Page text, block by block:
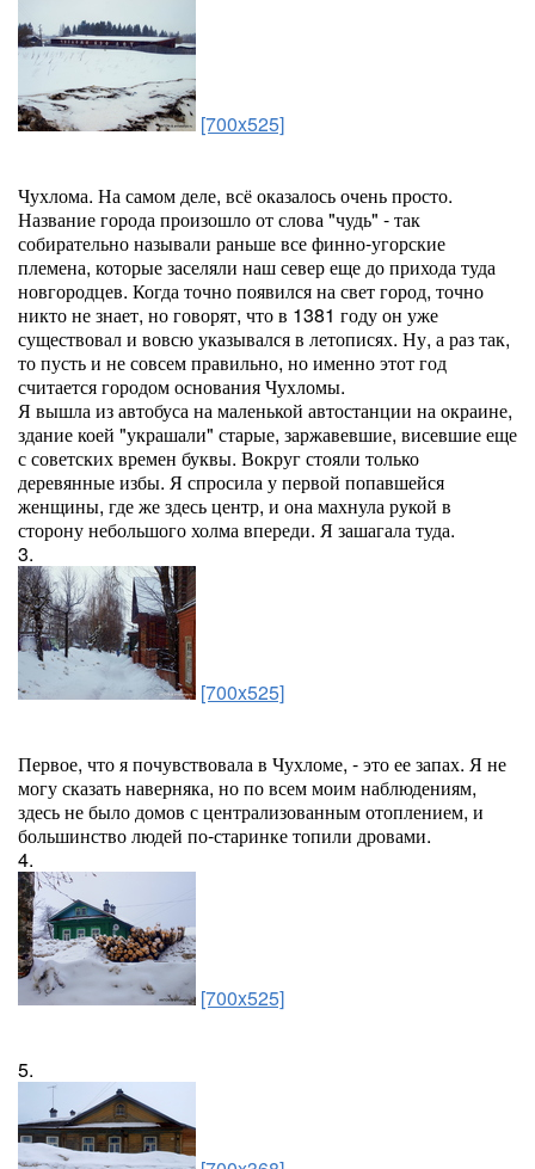
[700x525]
Чухлома. На самом деле, всё оказалось очень просто.
Название города произошло от слова "чудь" - так
собирательно называли раньше все финно-угорские
племена, которые заселяли наш север еще до прихода туда
новгородцев. Когда точно появился на свет город, точно
никто не знает, но говорят, что в 1381 году он уже
существовал и вовсю указывался в летописях. Ну, а раз так,
то пусть и не совсем правильно, но именно этот год
считается городом основания Чухломы.
Я вышла из автобуса на маленькой автостанции на окраине,
здание коей "украшали" старые, заржавевшие, висевшие еще
с советских времен буквы. Вокруг стояли только
деревянные избы. Я спросила у первой попавшейся
женщины, где же здесь центр, и она махнула рукой в
сторону небольшого холма впереди. Я зашагала туда.
3.
[700x525]
Первое, что я почувствовала в Чухломе, - это ее запах. Я не
могу сказать наверняка, но по всем моим наблюдениям,
здесь не было домов с централизованным отоплением, и
большинство людей по-старинке топили дровами.
4.
[700x525]
5.